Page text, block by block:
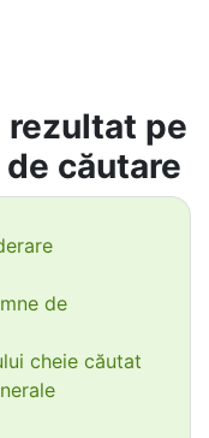
rezultat pe
căutare
de
cheie căutat